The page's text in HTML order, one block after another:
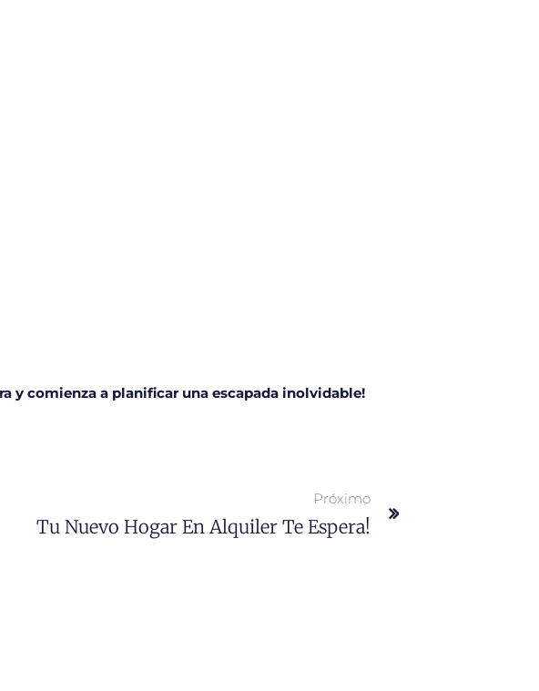
y comienza a planificar una escapada inolvidable!
Próximo
Tu Nuevo Hogar En Alquiler Te Espera!